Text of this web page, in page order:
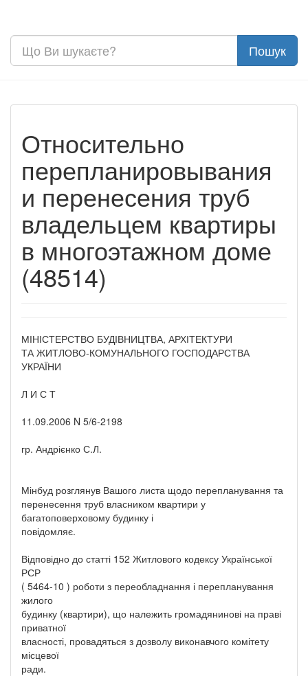
Относительно
перепланировывания
и перенесения труб
владельцем квартиры
в многоэтажном доме
(48514)
МІНІСТЕРСТВО БУДІВНИЦТВА, АРХІТЕКТУРИ
ТА ЖИТЛОВО-КОМУНАЛЬНОГО ГОСПОДАРСТВА
УКРАЇНИ
Л И С Т
11.09.2006 N 5/6-2198
гр. Андрієнко С.Л.
Мінбуд розглянув Вашого листа щодо перепланування та
перенесення труб власником квартири у
багатоповерховому будинку і
повідомляє.
Відповідно до статті 152 Житлового кодексу Української
РСР
( 5464-10 ) роботи з переобладнання і перепланування
жилого
будинку (квартири), що належить громадянинові на праві
приватної
власності, провадяться з дозволу виконавчого комітету
місцевої
ради.